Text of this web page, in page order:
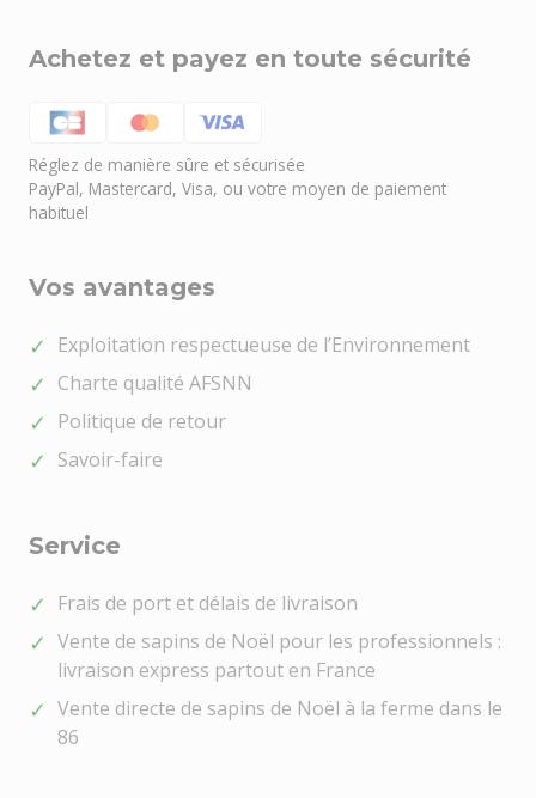
Achetez et payez en toute sécurité
Réglez de manière sûre et sécurisée
PayPal, Mastercard, Visa, ou votre moyen de paiement
habituel
Vos avantages
Exploitation respectueuse de l’Environnement
Charte qualité AFSNN
Politique de retour
Savoir-faire
Service
Frais de port et délais de livraison
Vente de sapins de Noël pour les professionnels :
livraison express partout en France
Vente directe de sapins de Noël à la ferme dans le
86